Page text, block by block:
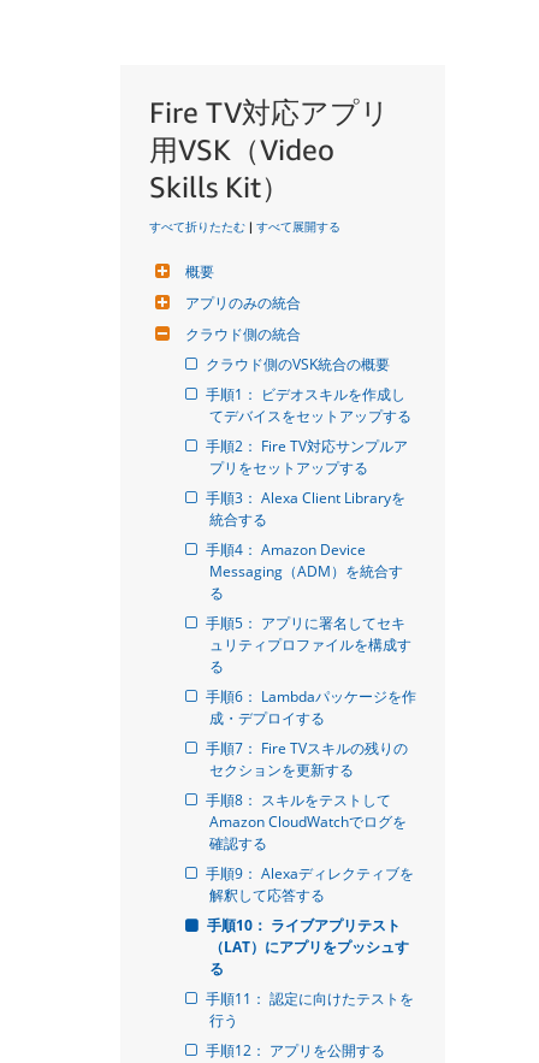
Fire TV対応アプリ
用VSK（Video
Skills Kit）
すべて折りたたむ | すべて展開する
概要
アプリのみの統合
クラウド側の統合
クラウド側のVSK統合の概要
手順1： ビデオスキルを作成し
てデバイスをセットアップする
手順2： Fire TV対応サンプルア
プリをセットアップする
手順3： Alexa Client Libraryを
統合する
手順4： Amazon Device
Messaging（ADM）を統合す
る
手順5： アプリに署名してセキ
ュリティプロファイルを構成す
る
手順6： Lambdaパッケージを作
成・デプロイする
手順7： Fire TVスキルの残りの
セクションを更新する
手順8： スキルをテストして
Amazon CloudWatchでログを
確認する
手順9： Alexaディレクティブを
解釈して応答する
手順10： ライブアプリテスト
（LAT）にアプリをプッシュす
る
手順11： 認定に向けたテストを
行う
手順12： アプリを公開する